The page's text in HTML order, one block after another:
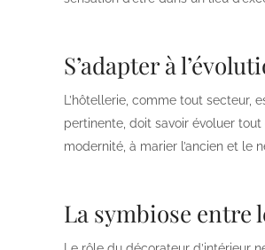
S’adapter à
L’hôtellerie, comme tout secteur,
pertinente, doit savoir évoluer tout
modernité, à marier l’ancien et le
La symbiose entre